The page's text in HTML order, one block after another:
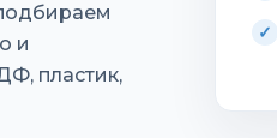
и
пластик,